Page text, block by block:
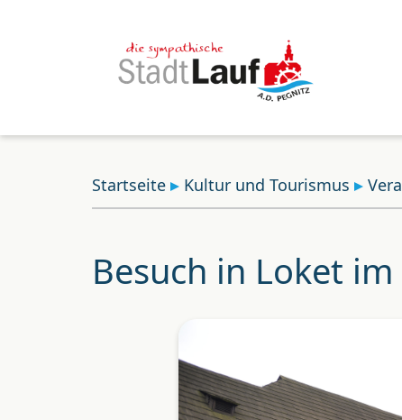
Startseite Kultur und Tourismus
Besuch in Loket